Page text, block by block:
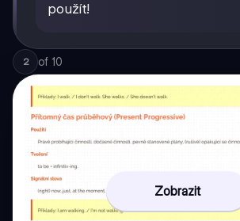
použít!
2 of 10
Zobrazit